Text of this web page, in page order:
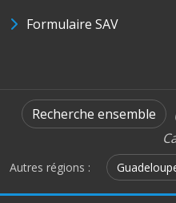
Formulaire SAV
Recherche ensemble
Autres régions :